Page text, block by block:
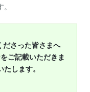
さった皆さまへ
ご記載いただきま
します。